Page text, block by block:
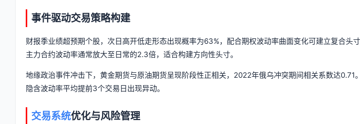
事件驱动交易策略构建
财报季业绩超预期个股，次日高开低走形态出现概率为63%，配合期权波动率曲面变化可建立复合头
主力合约波动率通常放大至日常的2.3倍，适合构建方向性头寸。
地缘政治事件冲击下，黄金期货与原油期货呈现阶段性正相关，2022年俄乌冲突期间相关系数达0.71
隐含波动率平均提前3个交易日出现异动。
交易系统优化与风险管理